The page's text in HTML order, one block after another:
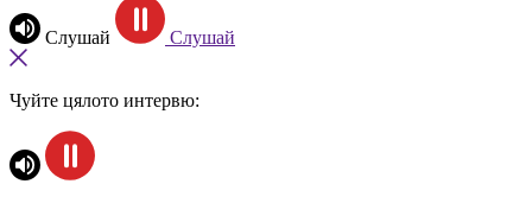
Слушай Слушай
Чуйте цялото интервю: